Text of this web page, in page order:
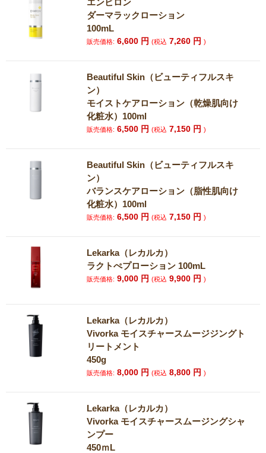
エンビロン
ダーマラックローション
100mL
販売価格: 6,600 円(税込 7,260 円)
Beautiful Skin（ビューティフルスキ
ン）
モイストケアローション（乾燥肌向け
化粧水）100ml
販売価格: 6,500 円(税込 7,150 円)
Beautiful Skin（ビューティフルスキ
ン）
バランスケアローション（脂性肌向け
化粧水）100ml
販売価格: 6,500 円(税込 7,150 円)
Lekarka（レカルカ）
ラクトぺプローション 100mL
販売価格: 9,000 円(税込 9,900 円)
Lekarka（レカルカ）
Vivorka モイスチャースムージジングト
リートメント
450g
販売価格: 8,000 円(税込 8,800 円)
Lekarka（レカルカ）
Vivorka モイスチャースムージングシャ
ンプー
450ｍL